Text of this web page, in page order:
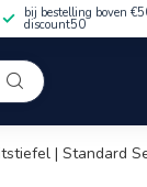
bij bestelling boven
discount50
| Standard